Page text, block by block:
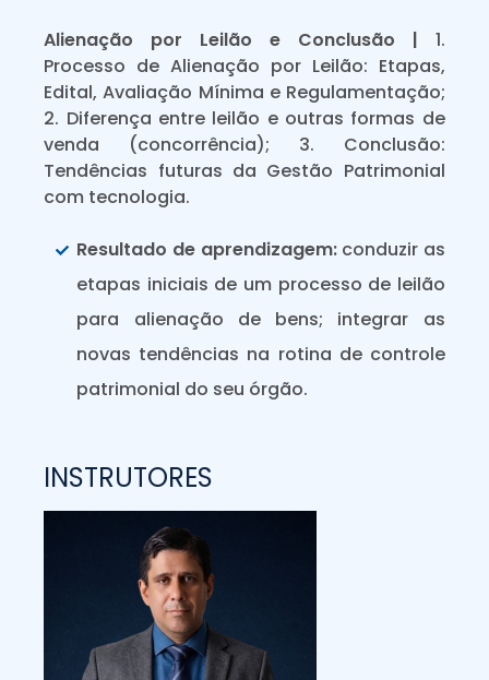
Alienação por Leilão e Conclusão | 1.
Processo de Alienação por Leilão: Etapas,
Edital, Avaliação Mínima e Regulamentação;
2. Diferença entre leilão e outras formas de
venda (concorrência); 3. Conclusão:
Tendências futuras da Gestão Patrimonial
com tecnologia.
Resultado de aprendizagem: conduzir as
etapas iniciais de um processo de leilão
para alienação de bens; integrar as
novas tendências na rotina de controle
patrimonial do seu órgão.
INSTRUTORES